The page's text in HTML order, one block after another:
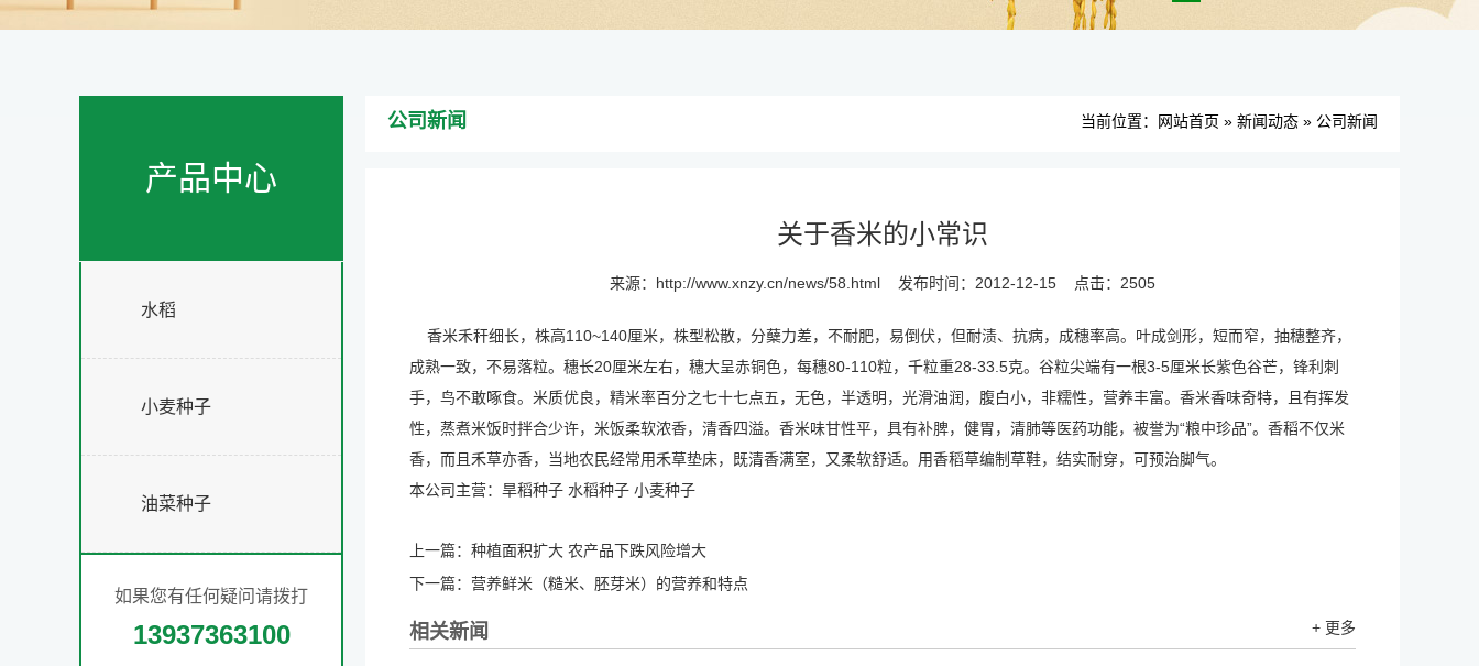
产品中心
水稻
小麦种子
油菜种子
如果您有任何疑问请拨打
13937363100
公司新闻 当前位置： 网站首页 » 新闻动态 » 公司新闻
关于香米的小常识
来源： http://www.xnzy.cn/news/58.html 发布时间：2012-12-15 点击：2505
香米禾秆细长，株高110~140厘米，株型松散，分蘖力差，不耐肥，易倒伏，但耐渍、抗病，成穗率高。叶成剑形，短而窄，抽穗整齐，
成熟一致，不易落粒。穗长20厘米左右，穗大呈赤铜色，每穗80-110粒，千粒重28-33.5克。谷粒尖端有一根3-5厘米长紫色谷芒，锋利刺
手，鸟不敢啄食。米质优良，精米率百分之七十七点五，无色，半透明，光滑油润，腹白小，非糯性，营养丰富。香米香味奇特，且有挥发
性，蒸煮米饭时拌合少许，米饭柔软浓香，清香四溢。香米味甘性平，具有补脾，健胃，清肺等医药功能，被誉为“粮中珍品”。香稻不仅米
香，而且禾草亦香，当地农民经常用禾草垫床，既清香满室，又柔软舒适。用香稻草编制草鞋，结实耐穿，可预治脚气。
本公司主营： 旱稻种子 水稻种子 小麦种子
上一篇： 种植面积扩大 农产品下跌风险增大
下一篇： 营养鲜米（糙米、胚芽米）的营养和特点
相关新闻 + 更多